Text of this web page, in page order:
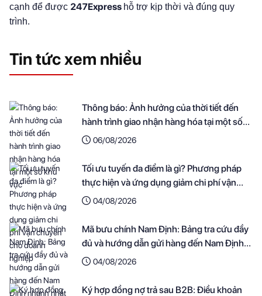
cạnh để được 247Express hỗ trợ kịp thời và đúng quy
trình.
Tin tức xem nhiều
Thông báo: Ảnh hưởng của thời tiết đến
hành trình giao nhận hàng hóa tại một số
khu vực
06/08/2026
Tối ưu tuyến đa điểm là gì? Phương pháp
thực hiện và ứng dụng giảm chi phí vận
chuyển cho doanh nghiệp
04/08/2026
Mã bưu chính Nam Định: Bảng tra cứu đầy
đủ và hướng dẫn gửi hàng đến Nam Định
nhanh nhất
04/08/2026
Ký hợp đồng nợ trả sau B2B: Điều khoản